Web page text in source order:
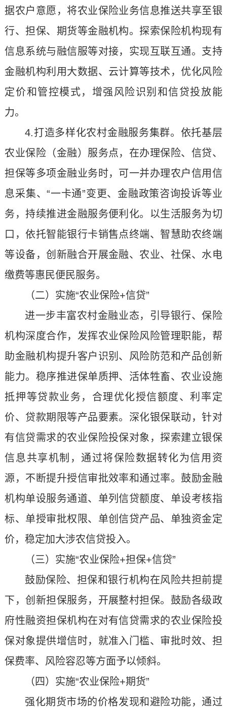
据农户意愿，将农业保险业务信息推送共享至银
行、担保、期货等金融机构。探索保险机构现有
信息系统与融信服等对接，实现互联互通。支持
金融机构利用大数据、云计算等技术，优化风险
定价和管控模式，增强风险识别和信贷投放能
力。
4.打造多样化农村金融服务集群。依托基层
农业保险（金融）服务点，在办理保险、信贷、
担保等多项金融业务时，可一并办理农户信用信
息采集、“一卡通”变更、金融政策咨询投诉等业
务，持续推进金融服务便利化。以生活服务为切
口，依托智能银行卡销售点终端、智慧助农终端
等设备，创新融合开展金融、农业、社保、水电
缴费等惠民便民服务。
（二）实施“农业保险+信贷”
进一步丰富农村金融业态，引导银行、保险
机构深度合作，发挥农业保险风险管理职能，帮
助金融机构提升客户识别、风险防范和产品创新
能力。稳序推进保单质押、活体牲畜、农业设施
抵押等贷款业务，合理优化授信额度、利率定
价、贷款期限等产品要素。深化银保联动，针对
有信贷需求的农业保险投保对象，探索建立银保
信息共享机制，通过将保险数据转化为信用资
源，不断提升授信审批效率和通过率。鼓励金融
机构单设服务通道、单列信贷额度、单设考核指
标、单授审批权限、单创信贷产品、单独资金定
价，稳定加大涉农信贷投入。
（三）实施“农业保险+担保+信贷”
鼓励保险、担保和银行机构在风险共担前提
下，创新担保服务，开展整村担保。鼓励各级政
府性融资担保机构在对有信贷需求的农业保险投
保对象提供增信时，就准入门槛、审批时效、担
保费率、风险容忍等方面予以倾斜。
（四）实施“农业保险+期货”
强化期货市场的价格发现和避险功能，通过